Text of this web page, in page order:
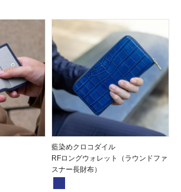
藍染めクロコダイル
RFロングウォレット（ラウンドファ
スナー長財布）